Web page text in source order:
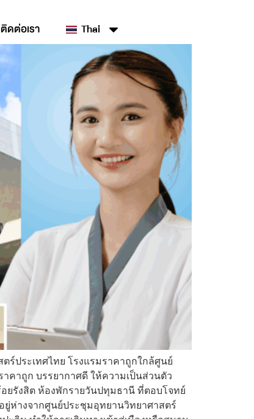
ติดต่อเรา Thai
ประเทศไทย โรงแรมราคาถูกใกล้ศูนย์
คาถูก บรรยากาศดี ให้ความเป็นส่วนตัว
ยรังสิต ห้องพักรายวันปทุมธานี ที่ตอบโจทย์
ยู่ห่างจากศูนย์ประชุมอุทยานวิทยาศาสตร์